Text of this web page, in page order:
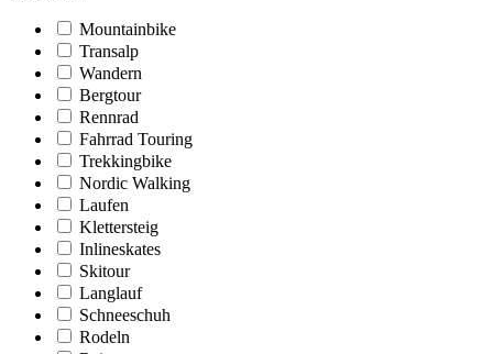
Mountainbike
Transalp
Wandern
Bergtour
Rennrad
Fahrrad Touring
Trekkingbike
Nordic Walking
Laufen
Klettersteig
Inlineskates
Skitour
Langlauf
Schneeschuh
Rodeln